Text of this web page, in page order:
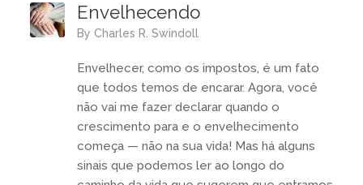
Envelhecendo
by Charles R. Swindoll
Envelhecer, como os impostos, é um fato
que todos temos de encarar. Agora, você
não vai me fazer declarar quando o
crescimento para e o envelhecimento
começa — não na sua vida! Mas há alguns
sinais que podemos ler ao longo do